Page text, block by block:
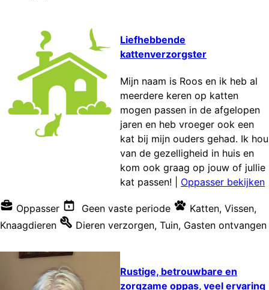
Liefhebbende
kattenverzorgster
Mijn naam is Roos en ik heb al
meerdere keren op katten
mogen passen in de afgelopen
jaren en heb vroeger ook een
kat bij mijn ouders gehad. Ik hou
van de gezelligheid in huis en
kom ook graag op jouw of jullie
kat passen!
Oppasser bekijken
Oppasser Geen vaste periode Katten, Vissen,
Knaagdieren
Dieren verzorgen, Tuin, Gasten ontvangen
Rustige, betrouwbare en
zorgzame oppas, veel ervaring